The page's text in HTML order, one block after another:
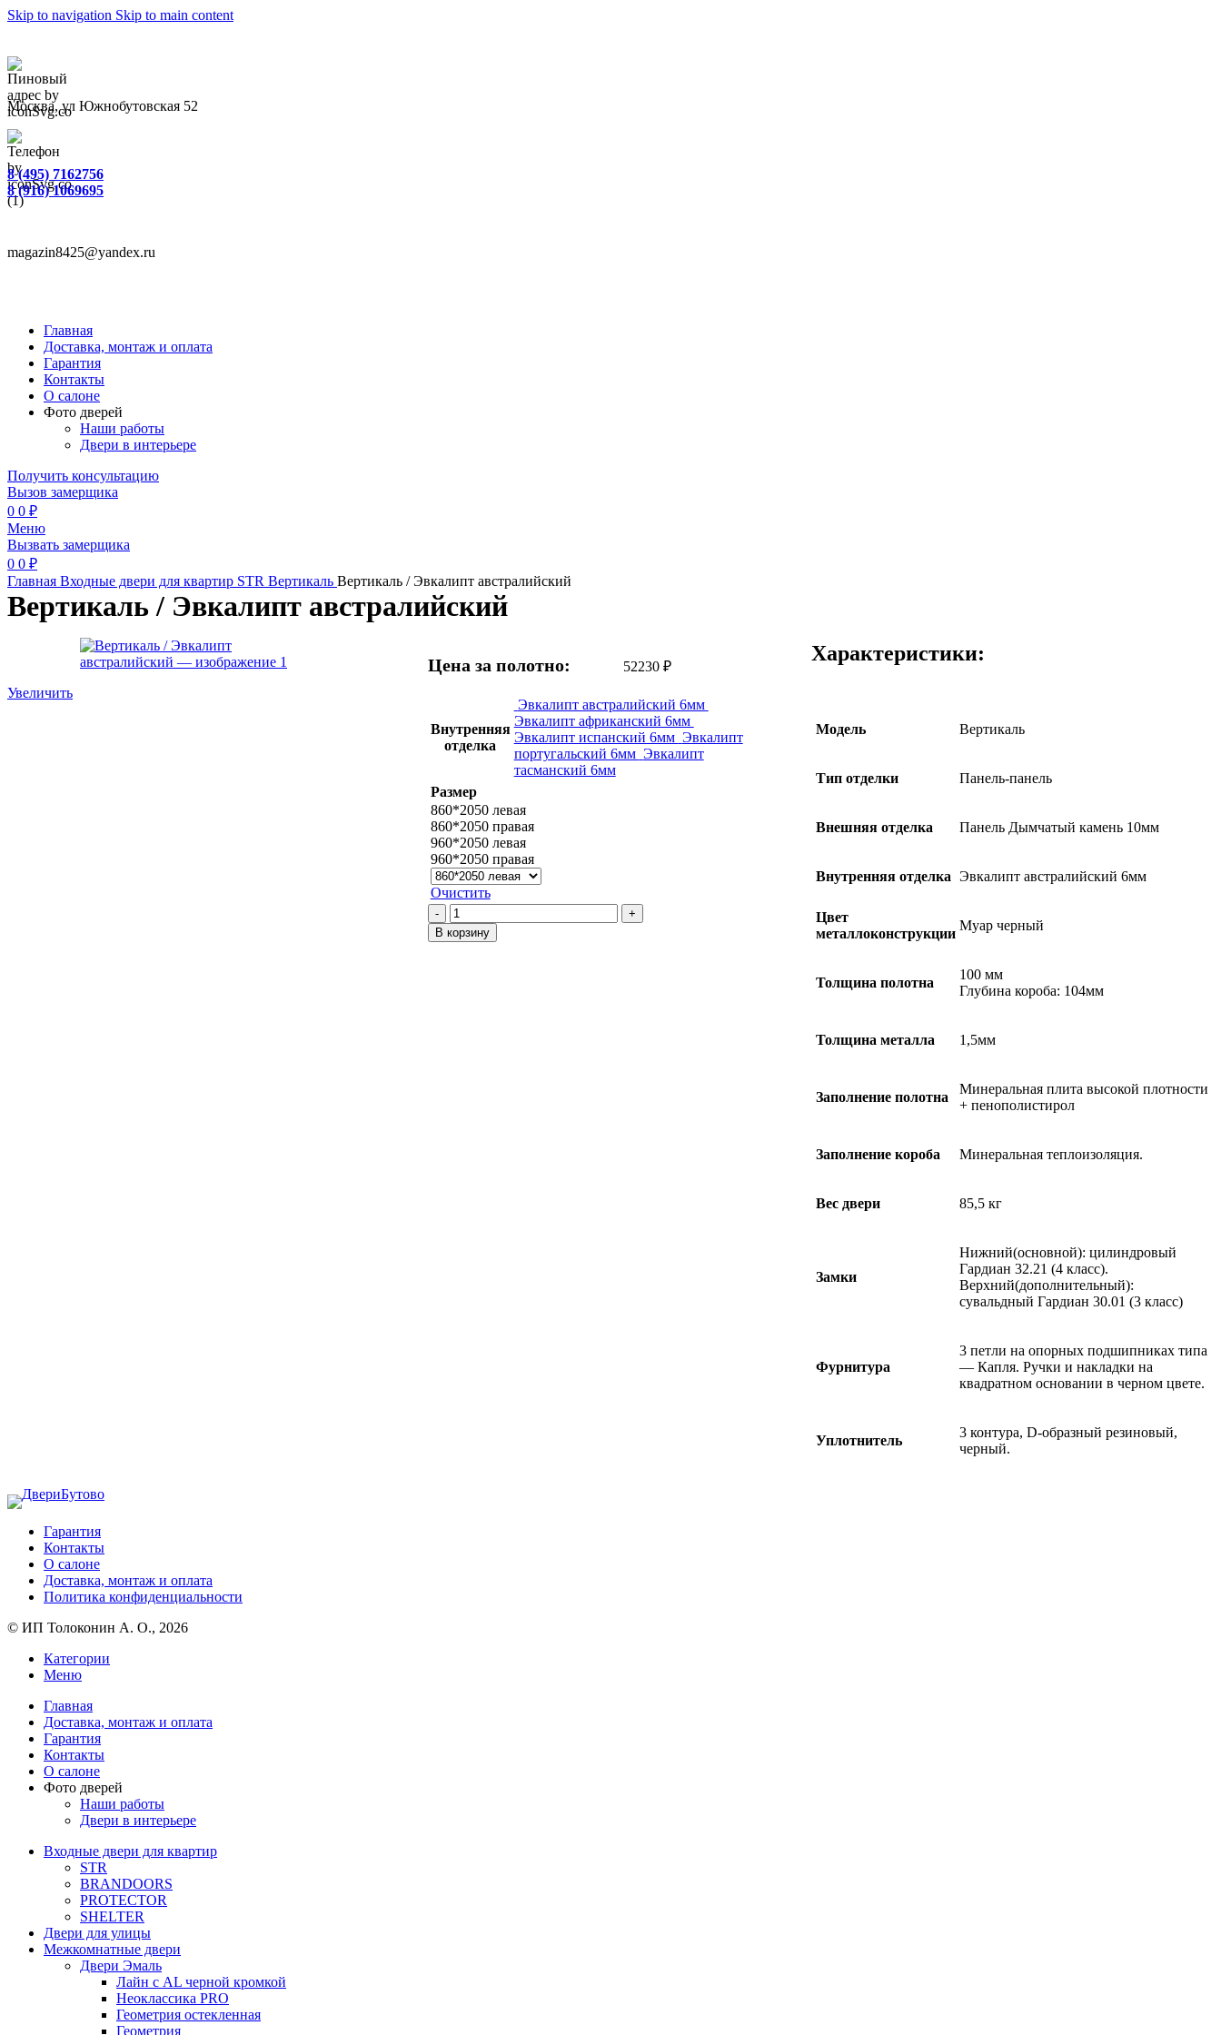
Skip to navigation Skip to main content
Москва, ул Южнобутовская 52
8 (495) 7162756
8 (916) 1069695
magazin8425@yandex.ru
Главная
Доставка, монтаж и оплата
Гарантия
Контакты
О салоне
Фото дверей
Наши работы
Двери в интерьере
Получить консультацию
Вызов замерщика
0 0 ₽
Меню
Вызвать замерщика
0 0 ₽
Главная Входные двери для квартир STR Вертикаль Вертикаль / Эвкалипт австралийский
Вертикаль / Эвкалипт австралийский
Увеличить
Цена за полотно: 52230 ₽
Внутренняя
отделка
Эвкалипт австралийский 6мм
Эвкалипт африканский 6мм
Эвкалипт испанский 6мм Эвкалипт
португальский 6мм Эвкалипт
тасманский 6мм
Размер
860*2050 левая
860*2050 правая
960*2050 левая
960*2050 правая
Очистить
Количество
товара
Вертикаль
В корзину
Характеристики:
Модель Вертикаль
Тип отделки Панель-панель
Внешняя отделка Панель Дымчатый камень 10мм
Внутренняя отделка Эвкалипт австралийский 6мм
Цвет
металлоконструкции
Муар черный
Толщина полотна
100 мм
Глубина короба: 104мм
Толщина металла 1,5мм
Заполнение полотна
Минеральная плита высокой плотности
+ пенополистирол
Заполнение короба Минеральная теплоизоляция.
Вес двери 85,5 кг
Замки
Нижний(основной): цилиндровый
Гардиан 32.21 (4 класс).
Верхний(дополнительный):
сувальдный Гардиан 30.01 (3 класс)
Фурнитура
3 петли на опорных подшипниках типа
— Капля. Ручки и накладки на
квадратном основании в черном цвете.
Уплотнитель
3 контура, D-образный резиновый,
черный.
Гарантия
Контакты
О салоне
Доставка, монтаж и оплата
Политика конфиденциальности
© ИП Толоконин А. О., 2026
Категории
Меню
Главная
Доставка, монтаж и оплата
Гарантия
Контакты
О салоне
Фото дверей
Наши работы
Двери в интерьере
Входные двери для квартир
STR
BRANDOORS
PROTECTOR
SHELTER
Двери для улицы
Межкомнатные двери
Двери Эмаль
Лайн с AL черной кромкой
Неоклассика PRO
Геометрия остекленная
Геометрия